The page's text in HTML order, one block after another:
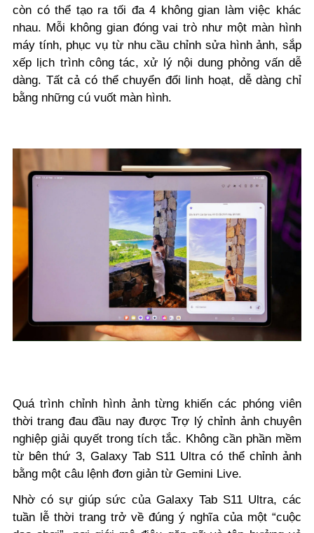
còn có thể tạo ra tối đa 4 không gian làm việc khác
nhau. Mỗi không gian đóng vai trò như một màn hình
máy tính, phục vụ từ nhu cầu chỉnh sửa hình ảnh, sắp
xếp lịch trình công tác, xử lý nội dung phỏng vấn dễ
dàng. Tất cả có thể chuyển đổi linh hoạt, dễ dàng chỉ
bằng những cú vuốt màn hình.
Quá trình chỉnh hình ảnh từng khiến các phóng viên
thời trang đau đầu nay được Trợ lý chỉnh ảnh chuyên
nghiệp giải quyết trong tích tắc. Không cần phần mềm
từ bên thứ 3, Galaxy Tab S11 Ultra có thể chỉnh ảnh
bằng một câu lệnh đơn giản từ Gemini Live.
Nhờ có sự giúp sức của Galaxy Tab S11 Ultra, các
tuần lễ thời trang trở về đúng ý nghĩa của một “cuộc